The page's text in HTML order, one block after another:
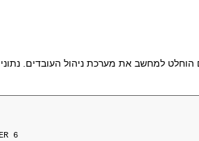
הוחלט למחשב את מערכת ניהול העובדים.
6